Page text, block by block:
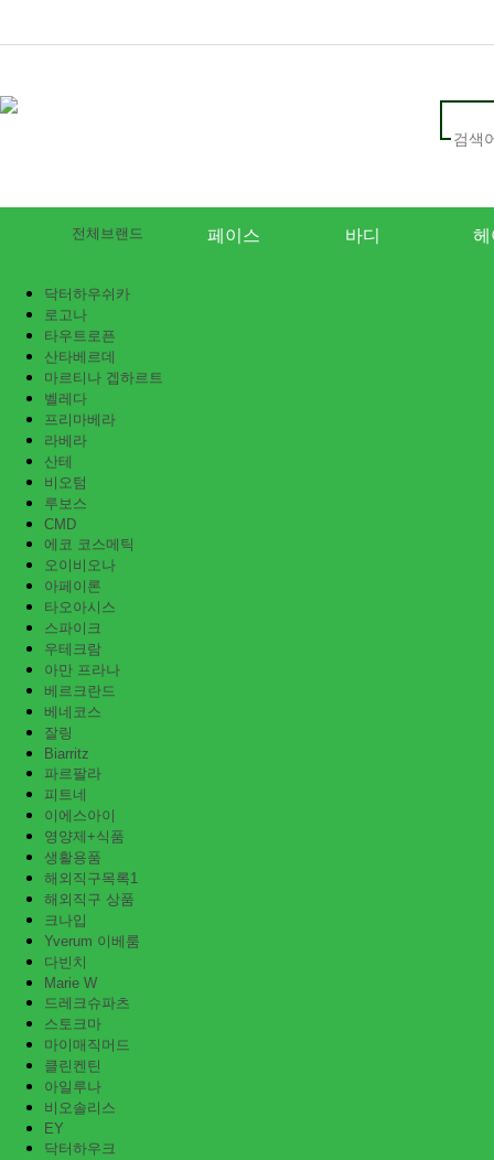
전체브랜드 페이스 바디 헤
닥터하우쉬카
로고나
타우트로픈
산타베르데
마르티나 겝하르트
벨레다
프리마베라
라베라
산테
비오텀
루보스
CMD
에코 코스메틱
오이비오나
아페이론
타오아시스
스파이크
우테크람
아만 프라나
베르크란드
베네코스
잘링
Biarritz
파르팔라
피트네
이에스아이
영양제+식품
생활용품
해외직구목록1
해외직구 상품
크나입
Yverum 이베룸
다빈치
Marie W
드레크슈파츠
스토크마
마이매직머드
클린켄틴
아일루나
비오솔리스
EY
닥터하우크